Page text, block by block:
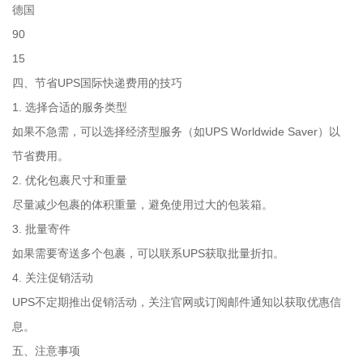
德国
90
15
四、节省UPS国际快递费用的技巧
1. 选择合适的服务类型
如果不急需，可以选择经济型服务（如UPS Worldwide Saver）以
节省费用。
2. 优化包裹尺寸和重量
尽量减少包裹的体积重量，避免使用过大的包装箱。
3. 批量寄件
如果需要寄送多个包裹，可以联系UPS获取批量折扣。
4. 关注促销活动
UPS不定期推出促销活动，关注官网或订阅邮件通知以获取优惠信
息。
五、注意事项